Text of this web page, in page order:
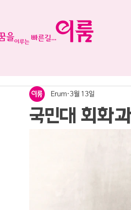
국민대 회화
Erum 3월 13일